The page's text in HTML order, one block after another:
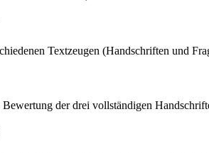
Textzeugen (Handschriften und
der drei vollständigen